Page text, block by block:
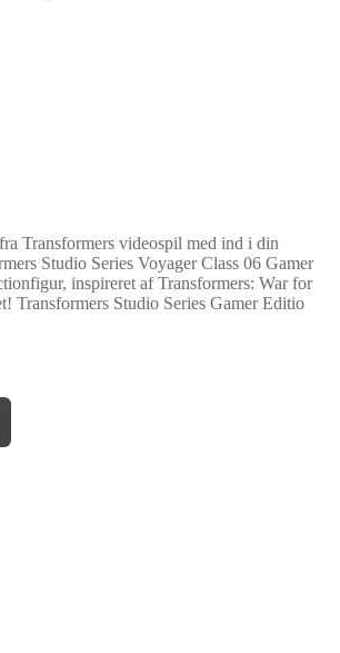
Transformers videospil med ind i din
Studio Series Voyager Class 06 Gamer
inspireret af Transformers: War for
Transformers Studio Series Gamer Editio